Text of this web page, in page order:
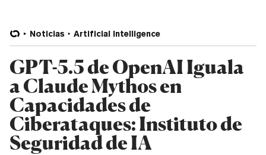
Noticias Artificial Intelligence
GPT-5.5 de OpenAI Iguala
a Claude Mythos en
Capacidades de
Ciberataques: Instituto de
Seguridad de IA